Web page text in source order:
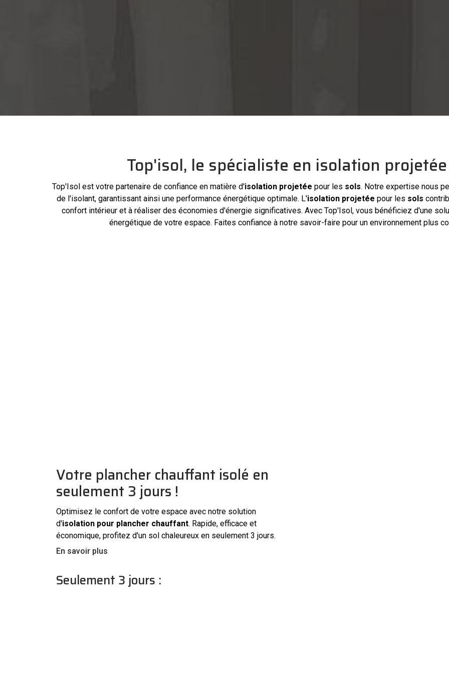
Top'isol, le spécialiste en isolation
Top'Isolest votre partenairede confiance en matière d'isolation projetée pour les sols. Notre expertise nous
de l'isolant, garantissant ainsi une performance énergétique optimale. L'isolation projetée pour les sols
confort intérieur et à réaliser des économies d'énergie significatives. Avec Top'Isol, vous bénéficiez d'une
énergétique de votre espace. Faites confiance à notre savoir-faire pour un environnement plus
Votre plancher chauffant isolé en
seulement 3 jours !
Optimisez le confort de votre espace avec notre solution
d'isolation pour plancher chauffant. Rapide, efficace et
économique, profitez d'un sol chaleureux en seulement 3 jours.
En savoir plus
Seulement 3 jours :